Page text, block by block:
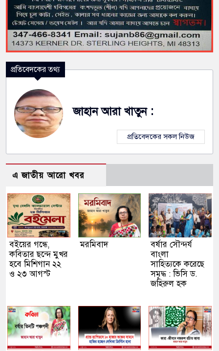
প্রতিবেদকের তথ্য
জাহান আরা খাতুন :
প্রতিবেদকের সকল নিউজ
এ জাতীয় আরো খবর
বইয়ের গন্ধে,
কবিতার ছন্দে মুখর
হবে মিশিগান ২২
ও ২৩ আগস্ট
মরমিবাদ
বর্ষার সৌন্দর্য
বাংলা
সাহিত্যকে করেছে
সমৃদ্ধ : ভিসি ড.
জহিরুল হক